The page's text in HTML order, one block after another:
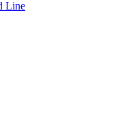
Line